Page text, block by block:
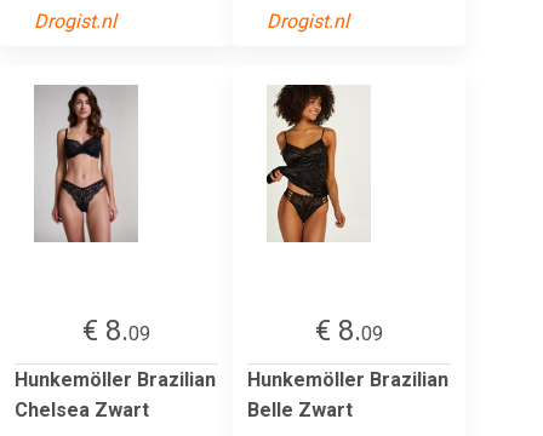
Drogist.nl Drogist.nl
€ 8.09
Hunkemöller Brazilian
Chelsea Zwart
€ 8.09
Hunkemöller Brazilian
Belle Zwart